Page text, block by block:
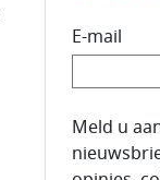
E-mail
E-
Meld u